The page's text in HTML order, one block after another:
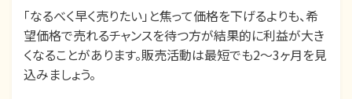
「なるべく早く売りたい」と焦って価格を下げるよりも、希
望価格で売れるチャンスを待つ方が結果的に利益が大き
くなることがあります。販売活動は最短でも2～3ヶ月を見
込みましょう。